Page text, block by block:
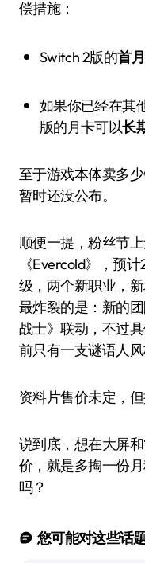
偿措施：
Switch 2版的首
如果你已经在其他平台有FF14月卡，那Switch 2
版的月卡可以长
至于游戏本体卖多
暂时还没公布。
顺便一提，粉丝节
《Evercold》，预
级，两个新职业，
最炸裂的是：新的
战士》联动，不过
前只有一支谜语人风
资料片售价未定，
说到底，想在大屏
价，就是多掏一份
吗？
您可能对这些话